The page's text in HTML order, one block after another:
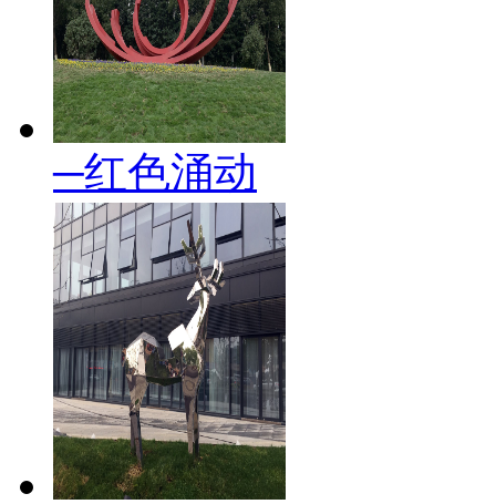
─红色涌动